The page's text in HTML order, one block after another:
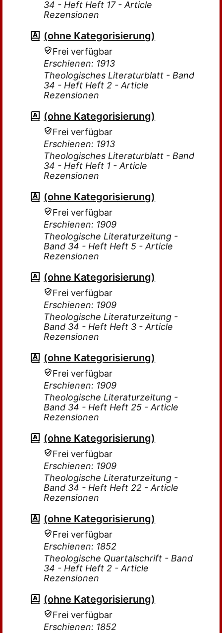
34 - Heft Heft 17 - Article
Rezensionen
(ohne Kategorisierung)
Frei verfügbar
Erschienen: 1913
Theologisches Literaturblatt - Band
34 - Heft Heft 2 - Article
Rezensionen
(ohne Kategorisierung)
Frei verfügbar
Erschienen: 1913
Theologisches Literaturblatt - Band
34 - Heft Heft 1 - Article
Rezensionen
(ohne Kategorisierung)
Frei verfügbar
Erschienen: 1909
Theologische Literaturzeitung -
Band 34 - Heft Heft 5 - Article
Rezensionen
(ohne Kategorisierung)
Frei verfügbar
Erschienen: 1909
Theologische Literaturzeitung -
Band 34 - Heft Heft 3 - Article
Rezensionen
(ohne Kategorisierung)
Frei verfügbar
Erschienen: 1909
Theologische Literaturzeitung -
Band 34 - Heft Heft 25 - Article
Rezensionen
(ohne Kategorisierung)
Frei verfügbar
Erschienen: 1909
Theologische Literaturzeitung -
Band 34 - Heft Heft 22 - Article
Rezensionen
(ohne Kategorisierung)
Frei verfügbar
Erschienen: 1852
Theologische Quartalschrift - Band
34 - Heft Heft 2 - Article
Rezensionen
(ohne Kategorisierung)
Frei verfügbar
Erschienen: 1852